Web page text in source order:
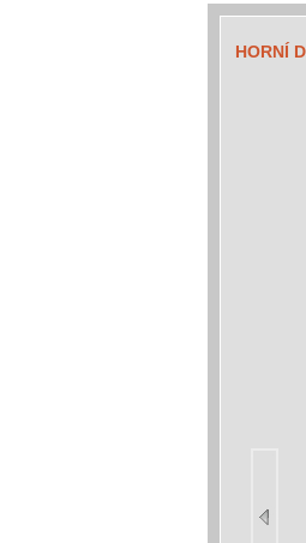
HORNÍ